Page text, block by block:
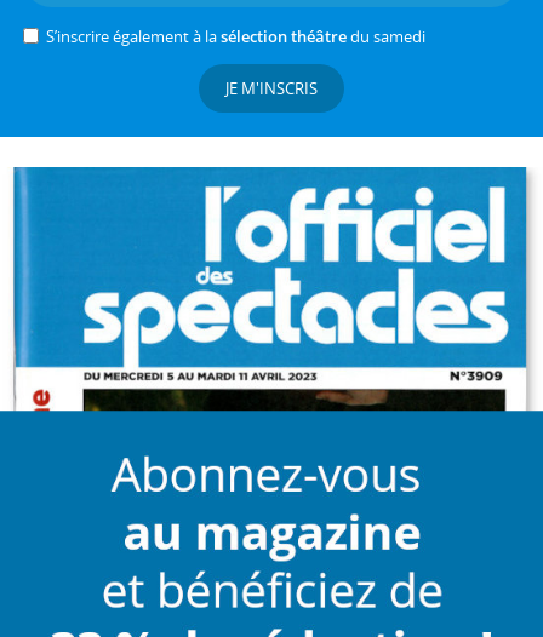
S’inscrire également à lasélection théâtredu samedi
JE M'INSCRIS